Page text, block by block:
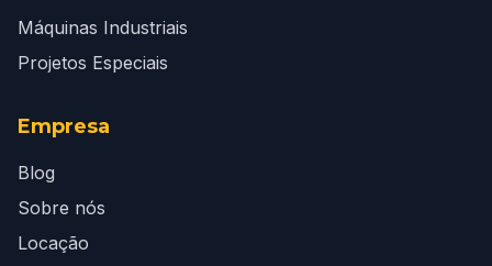
Máquinas Industriais
Projetos Especiais
Empresa
Blog
Sobre nós
Locação